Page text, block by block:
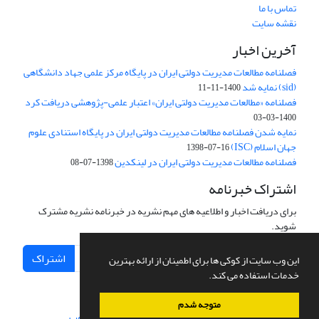
این وب سایت از کوکی ها برای اطمینان از ارائه بهترین
خدمات استفاده می کند.
متوجه شدم
تماس با ما
نقشه سایت
آخرین اخبار
فصلنامه مطالعات مدیریت دولتی ایران در پایگاه مرکز علمی جهاد دانشگاهی
(sid) نمایه شد 1400-11-11
فصلنامه «مطالعات مدیریت دولتی ایران» اعتبار علمی-پژوهشی دریافت کرد
1400-03-03
نمایه شدن فصلنامه مطالعات مدیریت دولتی ایران در پایگاه استنادی علوم
جهان اسلام (ISC) 1398-07-16
فصلنامه مطالعات مدیریت دولتی ایران در لینکدین1398-07-08
اشتراک خبرنامه
برای دریافت اخبار و اطلاعیه های مهم نشریه در خبرنامه نشریه مشترک
شوید.
اشتراک